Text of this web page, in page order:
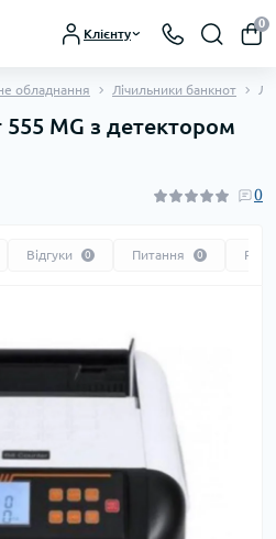
Клієнту
0
обладнання Лічильники банкнот
MG з детектором
0
Відгуки 0 Питання 0